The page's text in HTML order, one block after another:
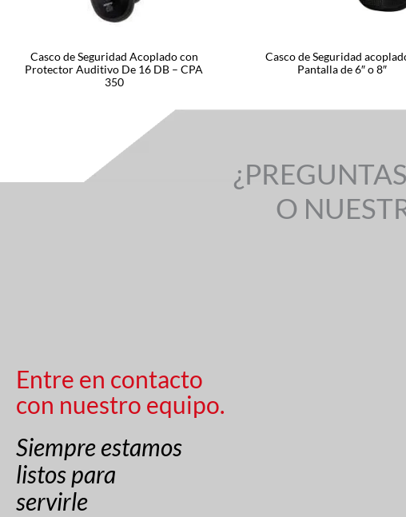
Casco de Seguridad Acoplado con
Protector Auditivo De 16 DB – CPA
350
Casco de Seguridad
Pantalla de 6″ o 8″
O
Entre en contacto
con nuestro equipo.
Siempre estamos
listos para
servirle